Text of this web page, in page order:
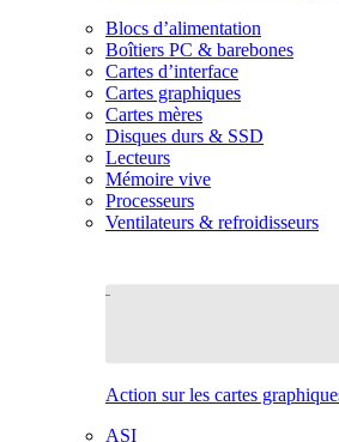
Blocs d’alimentation
Boîtiers PC & barebones
Cartes d’interface
Cartes graphiques
Cartes mères
Disques durs & SSD
Lecteurs
Mémoire vive
Processeurs
Ventilateurs & refroidisseurs
Action sur les cartes
ASI